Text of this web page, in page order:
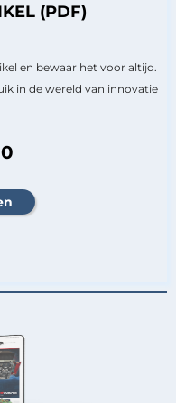
(PDF)
en bewaar het voor altijd.
in de wereld van innovatie